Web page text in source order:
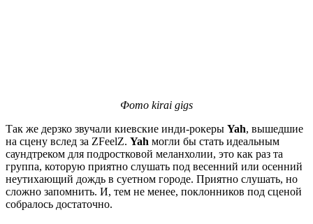
Фото kirai gigs
Так же дерзко звучали киевские инди-рокеры Yah, вышедшие
на сцену вслед за ZFeelZ. Yah могли бы стать идеальным
саундтреком для подростковой меланхолии, это как раз та
группа, которую приятно слушать под весенний или осенний
неутихающий дождь в суетном городе. Приятно слушать, но
сложно запомнить. И, тем не менее, поклонников под сценой
собралось достаточно.